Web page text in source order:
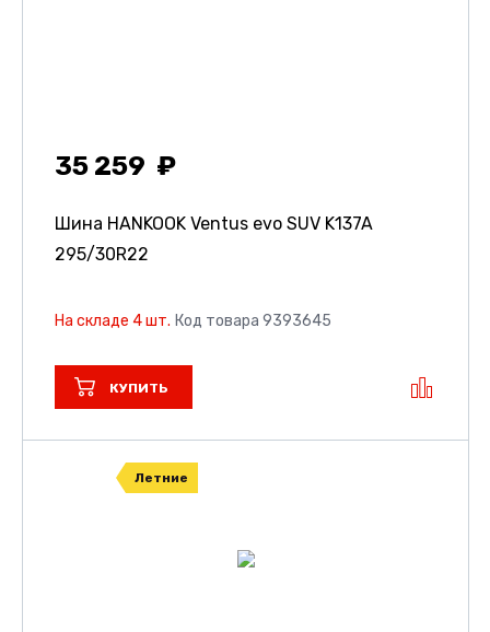
35 259
Шина HANKOOK Ventus evo SUV K137A
295/30R22
На складе 4 шт. Код товара 9393645
КУПИТЬ
Летние